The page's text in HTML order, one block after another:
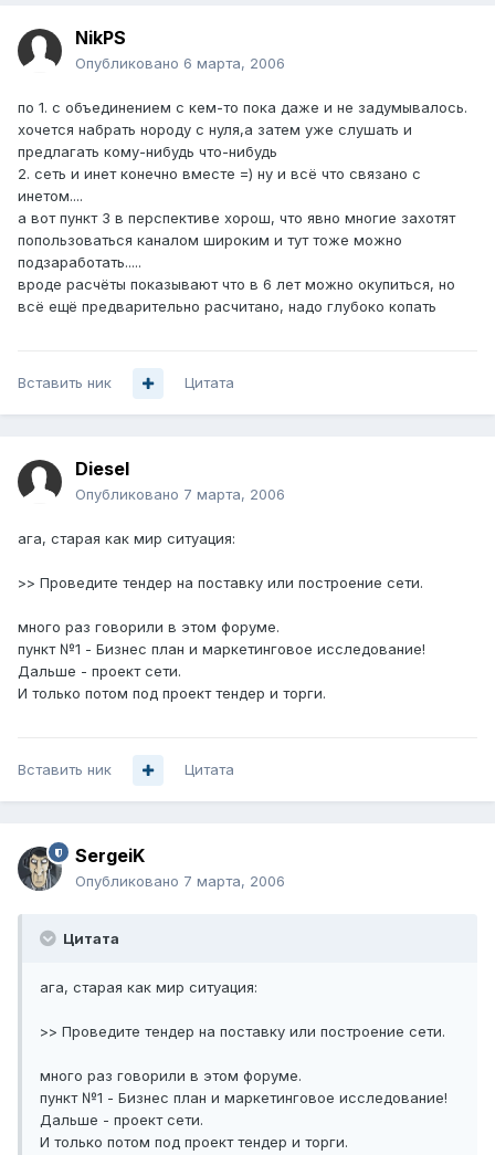
NikPS
Опубликовано 6 марта, 2006
по 1. с объединением с кем-то пока даже и не задумывалось.
хочется набрать нороду с нуля,а затем уже слушать и
предлагать кому-нибудь что-нибудь
2. сеть и инет конечно вместе =) ну и всё что связано с
инетом....
а вот пункт 3 в перспективе хорош, что явно многие захотят
попользоваться каналом широким и тут тоже можно
подзаработать.....
вроде расчёты показывают что в 6 лет можно окупиться, но
всё ещё предварительно расчитано, надо глубоко копать
Вставить ник Цитата
Diesel
Опубликовано 7 марта, 2006
ага, старая как мир ситуация:
>> Проведите тендер на поставку или построение сети.
много раз говорили в этом форуме.
пункт №1 - Бизнес план и маркетинговое исследование!
Дальше - проект сети.
И только потом под проект тендер и торги.
Вставить ник Цитата
SergeiK
Опубликовано 7 марта, 2006
Цитата
ага, старая как мир ситуация:
>> Проведите тендер на поставку или построение сети.
много раз говорили в этом форуме.
пункт №1 - Бизнес план и маркетинговое исследование!
Дальше - проект сети.
И только потом под проект тендер и торги.